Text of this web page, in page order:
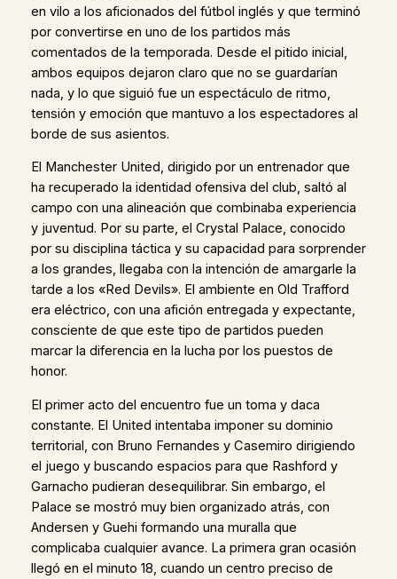
en vilo a los aficionados del fútbol inglés y que terminó
por convertirse en uno de los partidos más
comentados de la temporada. Desde el pitido inicial,
ambos equipos dejaron claro que no se guardarían
nada, y lo que siguió fue un espectáculo de ritmo,
tensión y emoción que mantuvo a los espectadores al
borde de sus asientos.
El Manchester United, dirigido por un entrenador que
ha recuperado la identidad ofensiva del club, saltó al
campo con una alineación que combinaba experiencia
y juventud. Por su parte, el Crystal Palace, conocido
por su disciplina táctica y su capacidad para sorprender
a los grandes, llegaba con la intención de amargarle la
tarde a los «Red Devils». El ambiente en Old Trafford
era eléctrico, con una afición entregada y expectante,
consciente de que este tipo de partidos pueden
marcar la diferencia en la lucha por los puestos de
honor.
El primer acto del encuentro fue un toma y daca
constante. El United intentaba imponer su dominio
territorial, con Bruno Fernandes y Casemiro dirigiendo
el juego y buscando espacios para que Rashford y
Garnacho pudieran desequilibrar. Sin embargo, el
Palace se mostró muy bien organizado atrás, con
Andersen y Guehi formando una muralla que
complicaba cualquier avance. La primera gran ocasión
llegó en el minuto 18, cuando un centro preciso de